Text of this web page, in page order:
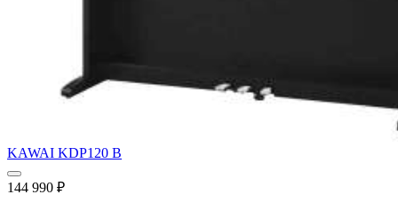
KAWAI KDP120 B
144 990 ₽